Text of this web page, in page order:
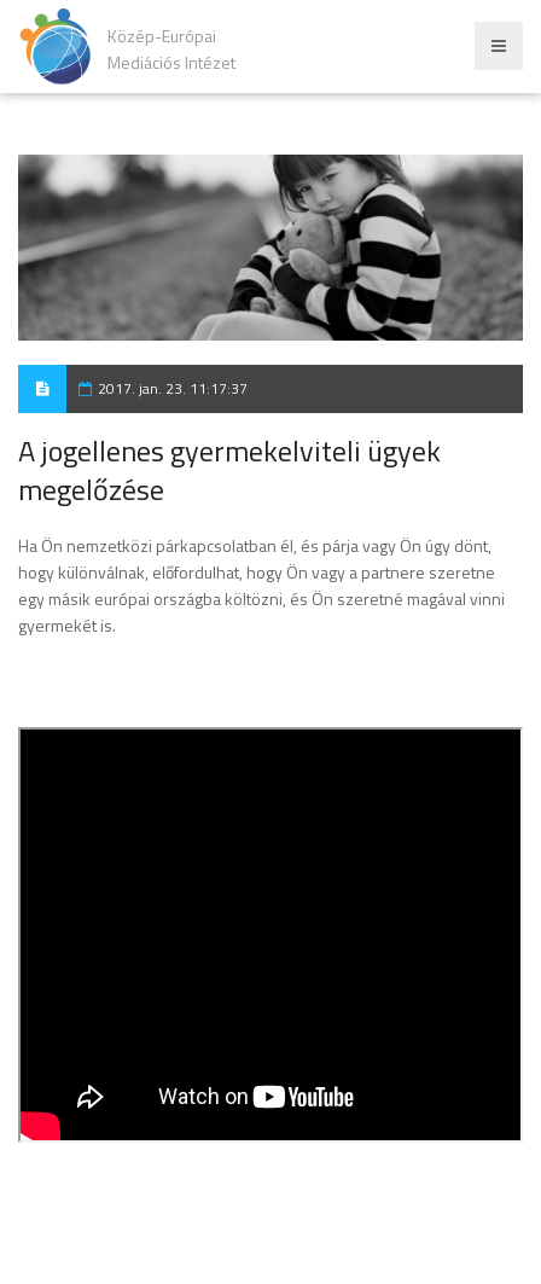
Közép-Európai
Mediációs Intézet
2017. jan. 23. 11:17:37
A jogellenes gyermekelviteli ügyek
megelőzése
Ha Ön nemzetközi párkapcsolatban él, és párja vagy Ön úgy dönt,
hogy különválnak, előfordulhat, hogy Ön vagy a partnere szeretne
egy másik európai országba költözni, és Ön szeretné magával vinni
gyermekét is.